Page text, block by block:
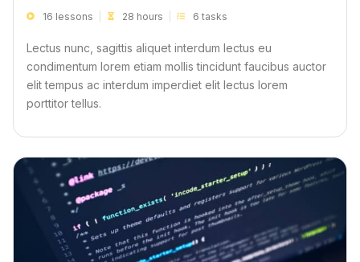
16 lessons 28 hours 6 tasks
Lectus nunc, sagittis aliquet interdum lectus eu
condimentum lorem etiam mollis tincidunt faucibus auctor
elit tempus ac interdum imperdiet elit lectus lorem
porttitor tellus.